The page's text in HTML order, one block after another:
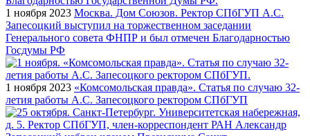
1 ноября 2023 Москва. Дом Союзов. Ректор СПбГУП А.С.
Запесоцкий выступил на торжественном заседании
Генерального совета ФНПР и был отмечен Благодарностью
Госдумы РФ
1 ноября 2023 «Комсомольская правда». Статья по случаю 32-
летия работы А.С. Запесоцкого ректором СПбГУП